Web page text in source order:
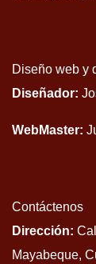
Diseño web y
Diseñador:
WebMaster:
Contáctenos
Dirección:
Mayabeque,